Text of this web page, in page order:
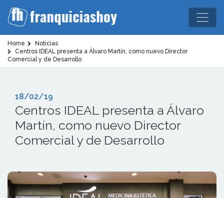
Home
Noticias
Centros IDEAL presenta a Álvaro Martín, como nuevo Director
Comercial y de Desarrollo
18/02/19
Centros IDEAL presenta a Álvaro
Martín, como nuevo Director
Comercial y de Desarrollo